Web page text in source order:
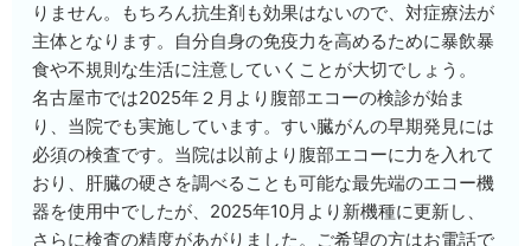
りません。もちろん抗生剤も効果はないので、対症療法が
主体となります。自分自身の免疫力を高めるために暴飲暴
食や不規則な生活に注意していくことが大切でしょう。
名古屋市では2025年２月より腹部エコーの検診が始ま
り、当院でも実施しています。すい臓がんの早期発見には
必須の検査です。当院は以前より腹部エコーに力を入れて
おり、肝臓の硬さを調べることも可能な最先端のエコー機
器を使用中でしたが、2025年10月より新機種に更新し、
さらに検査の精度があがりました。ご希望の方はお電話で